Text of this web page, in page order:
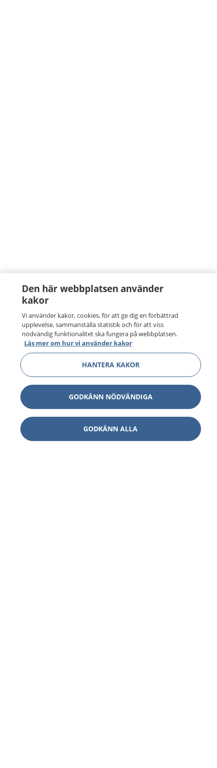
Den här webbplatsen använder
kakor
Vi använder kakor, cookies, för att ge dig en förbättrad
upplevelse, sammanställa statistik och för att viss
nödvändig funktionalitet ska fungera på webbplatsen.
Läs mer om hur vi använder kakor
HANTERA KAKOR
GODKÄNN NÖDVÄNDIGA
GODKÄNN ALLA